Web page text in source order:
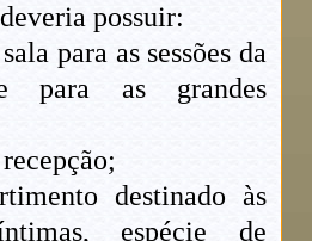
possuir:
para as sessões da
para as grandes
destinado às
espécie de